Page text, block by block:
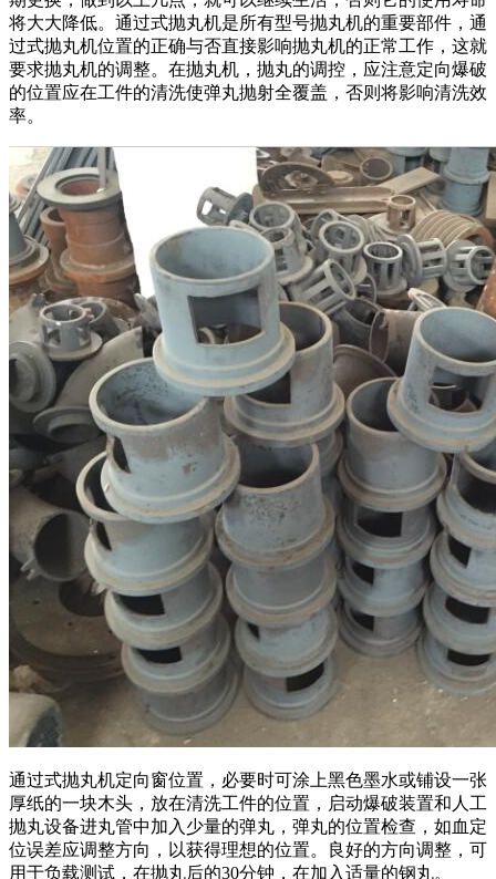
将大大降低。通过式抛丸机是所有型号抛丸机的重要部件，通
过式抛丸机位置的正确与否直接影响抛丸机的正常工作，这就
要求抛丸机的调整。在抛丸机，抛丸的调控，应注意定向爆破
的位置应在工件的清洗使弹丸抛射全覆盖，否则将影响清洗效
率。
通过式抛丸机定向窗位置，必要时可涂上黑色墨水或铺设一张
厚纸的一块木头，放在清洗工件的位置，启动爆破装置和人工
抛丸设备进丸管中加入少量的弹丸，弹丸的位置检查，如血定
位误差应调整方向，以获得理想的位置。良好的方向调整，可
用于负载测试，在抛丸后的30分钟，在加入适量的钢丸。